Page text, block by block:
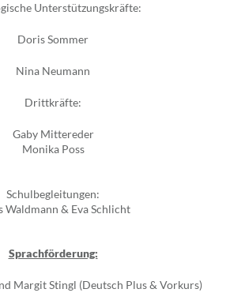
Unterstützungskräfte:
Doris Sommer
Nina Neumann
Drittkräfte:
Gaby Mittereder
Monika Poss
Schulbegleitungen:
Waldmann & Eva Schlicht
Sprachförderung:
Margit Stingl (Deutsch Plus & Vorkurs)